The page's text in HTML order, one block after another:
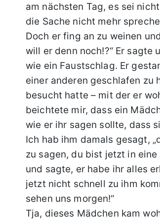
am nächsten Tag, es sei
die Sache nicht mehr
Doch er fing an zu weinen
will er denn noch!?“ Er sagte
wie ein Faustschlag. Er
einer anderen geschlafen zu
besucht hatte – mit der er
beichtete mir, dass ein
wie er ihr sagen sollte, dass
Ich hab ihm damals gesagt,
zu sagen, du bist jetzt in
und sagte, er habe ihr alles
jetzt nicht schnell zu ihm
sehen uns morgen!“
Tja, dieses Mädchen kam